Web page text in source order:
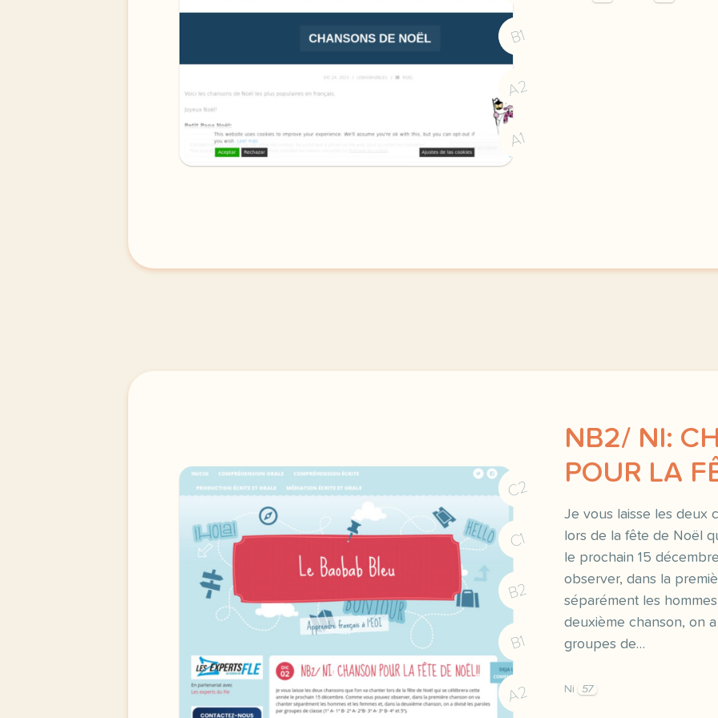
B1
A2
A1
C2
C1
B2
B1
A2
NB2/ NI:
POUR LA
Je vous laisse les deux
lors de la fête de Noël
le prochain 15
observer, dans la
séparément les
deuxième chanson, on
groupes de…
Ni 57